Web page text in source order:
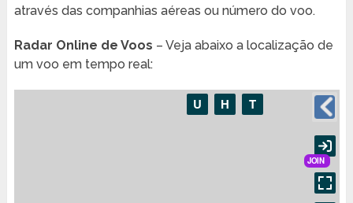
através das companhias aéreas ou número do voo.
Radar Online de Voos – Veja abaixo a localização de
um voo em tempo real: